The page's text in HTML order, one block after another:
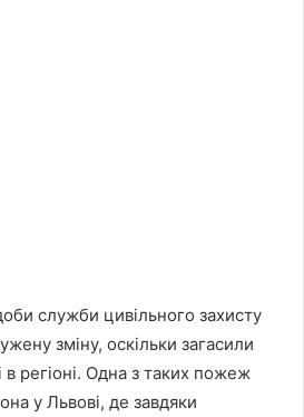
служби цивільного захисту
зміну, оскільки загасили
регіоні. Одна з таких пожеж
у Львові, де завдяки